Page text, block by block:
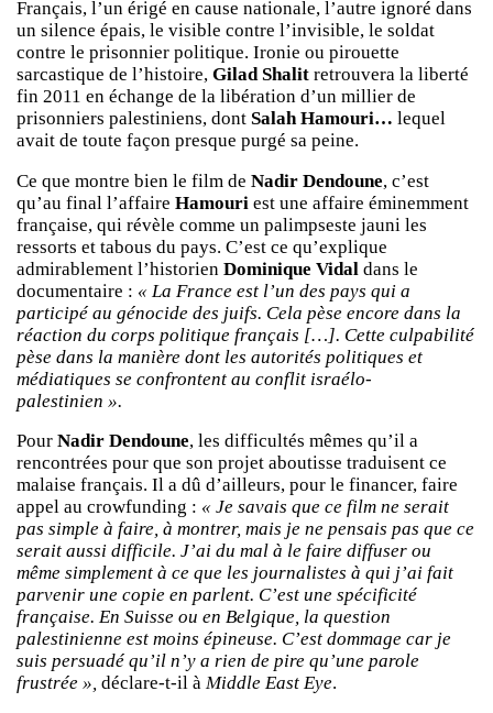
Français, l’un érigé en cause nationale, l’autre ignoré dans
un silence épais, le visible contre l’invisible, le soldat
contre le prisonnier politique. Ironie ou pirouette
sarcastique de l’histoire, Gilad Shalit retrouvera la liberté
fin 2011 en échange de la libération d’un millier de
prisonniers palestiniens, dont Salah Hamouri… lequel
avait de toute façon presque purgé sa peine.
Ce que montre bien le film de Nadir Dendoune, c’est
qu’au final l’affaire Hamouri est une affaire éminemment
française, qui révèle comme un palimpseste jauni les
ressorts et tabous du pays. C’est ce qu’explique
admirablement l’historien Dominique Vidal dans le
documentaire : « La France est l’un des pays qui a
participé au génocide des juifs. Cela pèse encore dans la
réaction du corps politique français […]. Cette culpabilité
pèse dans la manière dont les autorités politiques et
médiatiques se confrontent au conflit israélo-
palestinien ».
Pour Nadir Dendoune, les difficultés mêmes qu’il a
rencontrées pour que son projet aboutisse traduisent ce
malaise français. Il a dû d’ailleurs, pour le financer, faire
appel au crowfunding : « Je savais que ce film ne serait
pas simple à faire, à montrer, mais je ne pensais pas que ce
serait aussi difficile. J’ai du mal à le faire diffuser ou
même simplement à ce que les journalistes à qui j’ai fait
parvenir une copie en parlent. C’est une spécificité
française. En Suisse ou en Belgique, la question
palestinienne est moins épineuse. C’est dommage car je
suis persuadé qu’il n’y a rien de pire qu’une parole
frustrée », déclare-t-il à Middle East Eye.